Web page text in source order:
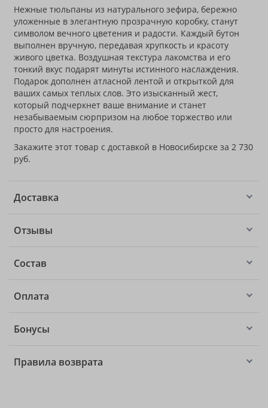
Нежные тюльпаны из натурального зефира, бережно
уложенные в элегантную прозрачную коробку, станут
символом вечного цветения и радости. Каждый бутон
выполнен вручную, передавая хрупкость и красоту
живого цветка. Воздушная текстура лакомства и его
тонкий вкус подарят минуты истинного наслаждения.
Подарок дополнен атласной лентой и открыткой для
ваших самых теплых слов. Это изысканный жест,
который подчеркнет ваше внимание и станет
незабываемым сюрпризом на любое торжество или
просто для настроения.
Закажите этот товар с доставкой в Новосибирске за 2 730
руб.
Доставка
Отзывы
Состав
Оплата
Бонусы
Правила возврата